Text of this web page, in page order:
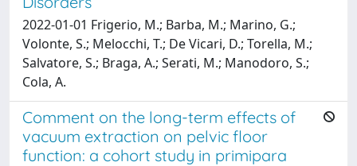
2022-01-01 Frigerio, M.; Barba, M.; Marino, G.;
Volonte, S.; Melocchi, T.; De Vicari, D.; Torella, M.;
Salvatore, S.; Braga, A.; Serati, M.; Manodoro, S.;
Cola, A.
Comment on the long-term effects of
vacuum extraction on pelvic floor
function: a cohort study in primipara